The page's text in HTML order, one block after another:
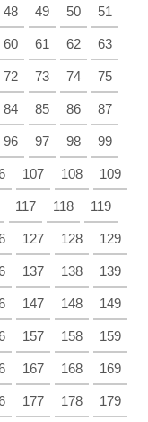
48 49 50 51
60 61 62 63
72 73 74 75
84 85 86 87
96 97 98 99
107 108 109
117 118 119
127 128 129
137 138 139
147 148 149
157 158 159
167 168 169
177 178 179